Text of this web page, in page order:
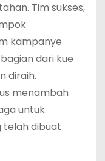
Tim sukses,
kampanye
dari kue
diraih.
menambah
untuk
telah dibuat